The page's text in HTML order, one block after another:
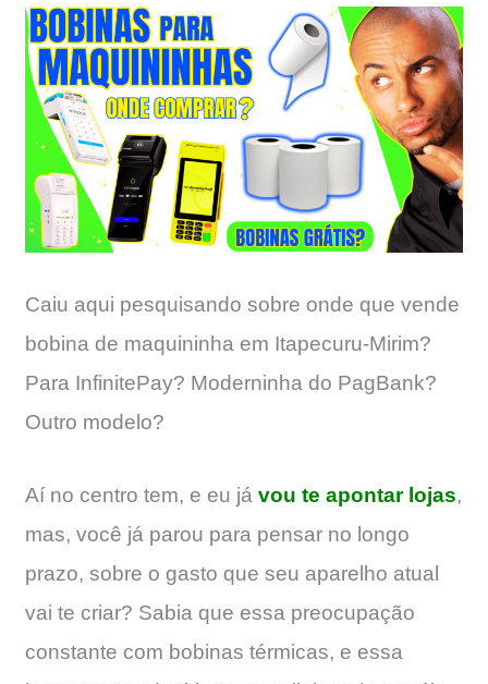
Caiu aqui pesquisando sobre onde que vende
bobina de maquininha em Itapecuru-Mirim?
Para InfinitePay? Moderninha do PagBank?
Outro modelo?
Aí no centro tem, e eu já vou te apontar lojas,
mas, você já parou para pensar no longo
prazo, sobre o gasto que seu aparelho atual
vai te criar? Sabia que essa preocupação
constante com bobinas térmicas, e essa